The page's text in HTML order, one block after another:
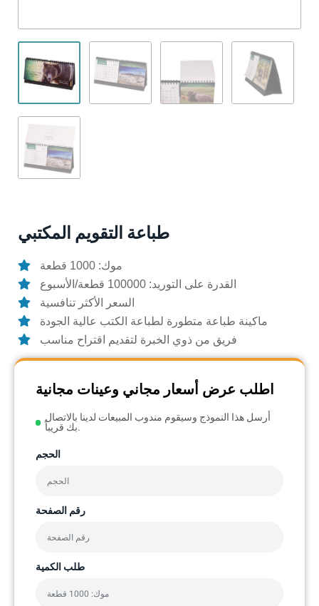
طباعة التقويم المكتبي
موك: 1000 قطعة
القدرة على التوريد: 100000 قطعة/الأسبوع
السعر الأكثر تنافسية
ماكينة طباعة متطورة لطباعة الكتب عالية الجودة
فريق من ذوي الخبرة لتقديم اقتراح مناسب
اطلب عرض أسعار مجاني وعينات مجانية
أرسل هذا النموذج وسيقوم مندوب المبيعات لدينا بالاتصال
بك قريباً.
الحجم
رقم الصفحة
طلب الكمية